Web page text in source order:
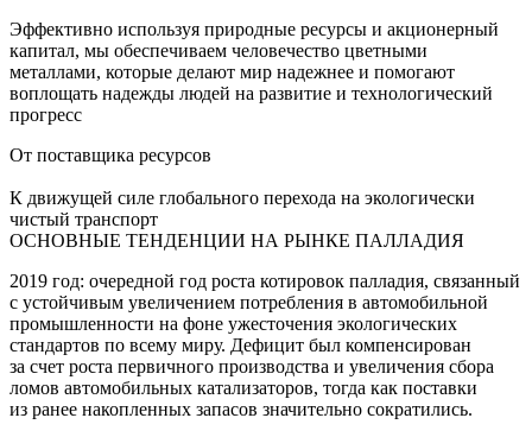
Эффективно используя природные ресурсы и акционерный
капитал, мы обеспечиваем человечество цветными
металлами, которые делают мир надежнее и помогают
воплощать надежды людей на развитие и технологический
прогресс
От поставщика ресурсов
К движущей силе глобального перехода на экологически
чистый транспорт
ОСНОВНЫЕ ТЕНДЕНЦИИ НА РЫНКЕ ПАЛЛАДИЯ
2019 год: очередной год роста котировок палладия, связанный
с устойчивым увеличением потребления в автомобильной
промышленности на фоне ужесточения экологических
стандартов по всему миру. Дефицит был компенсирован
за счет роста первичного производства и увеличения сбора
ломов автомобильных катализаторов, тогда как поставки
из ранее накопленных запасов значительно сократились.